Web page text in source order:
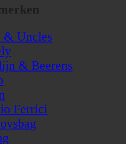
& Uncles
& Beerens
Ferrici